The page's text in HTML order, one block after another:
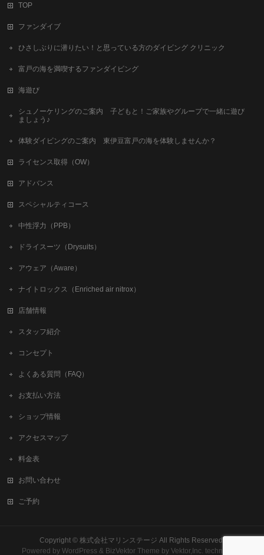
TOP
ファンダイブ
ひさしぶりに潜りたい！と思っている方のダイビング クリニック
富戸の海を満喫するファンダイビング
海遊び
シュノーケリングのご案内 子どもと！ご家族やグループで一緒に遊び
ましょう♪
体験ダイビングのご案内 東伊豆富戸の海を体験しませんか？
ライセンス取得（OW）
アドバンス
スペシャルティコース
中性浮力（PPB）
ドライスーツ（Drysuits）
アウェア（Aware）
ナイトロックス（Enriched air nitrox）
店舗情報
スタッフ紹介
コンセプト
よくある質問（FAQ）
お支払い方法
ショップ情報
アクセスマップ
料金表
お問い合わせ
ご予約
Copyright © 株式会社マリンステージ All Rights Reserved.
Powered byWordPress & BizVektor Theme byVektor,Inc. technology.